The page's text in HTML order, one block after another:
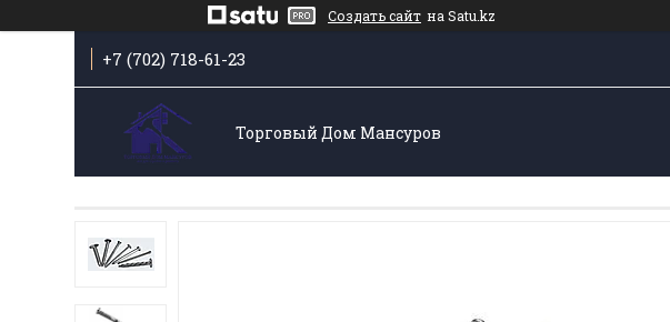
Создать сайт на Satu.kz
+7 (702) 718-61-23
Торговый Дом Мансуров